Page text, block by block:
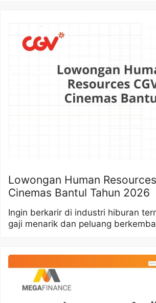
Lowongan Human
Cinemas Bantul Tahun 2026
Ingin berkarir di industri hiburan
gaji menarik dan peluang